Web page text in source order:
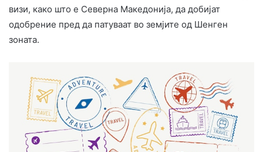
визи, како што е Северна Македонија, да добијат
одобрение пред да патуваат во земјите од Шенген
зоната. ​